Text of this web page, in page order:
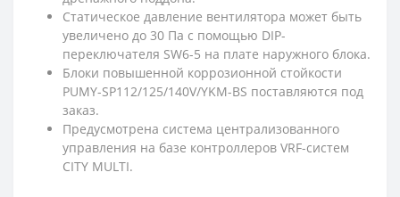
Статическое давление вентилятора может быть
увеличено до 30 Па с помощью DIP-
переключателя SW6-5 на плате наружного блока.
Блоки повышенной коррозионной стойкости
PUMY-SP112/125/140V/YKM-BS поставляются под
заказ.
Предусмотрена система централизованного
управления на базе контроллеров VRF-систем
CITY MULTI.